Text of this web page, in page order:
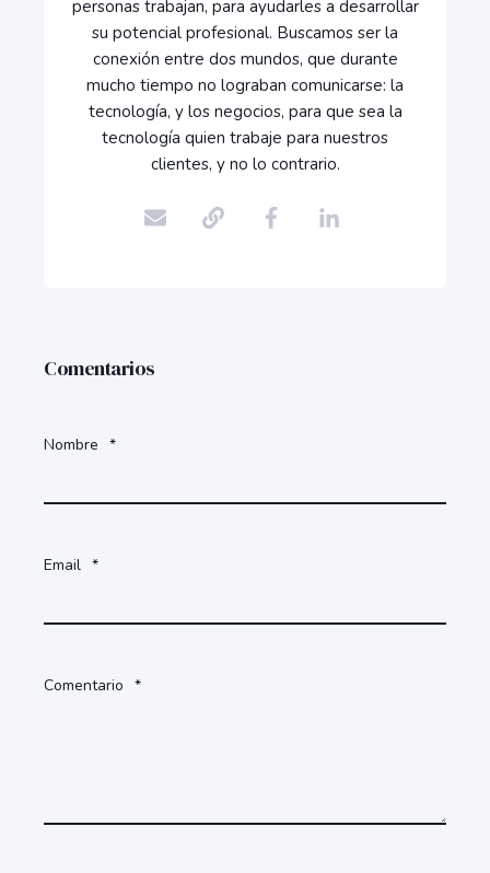
personas trabajan, para ayudarles a desarrollar
su potencial profesional. Buscamos ser la
conexión entre dos mundos, que durante
mucho tiempo no lograban comunicarse: la
tecnología, y los negocios, para que sea la
tecnología quien trabaje para nuestros
clientes, y no lo contrario.
Comentarios
Nombre *
Email *
Comentario *